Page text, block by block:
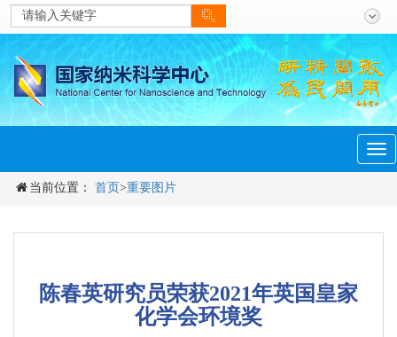
当前位置： 首页>重要图片
陈春英研究员荣获2021年英国皇家
化学会环境奖